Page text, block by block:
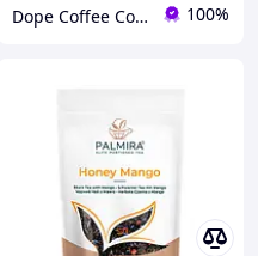
Dope Coffee Company (Кавова компанія ДОУП) 100%